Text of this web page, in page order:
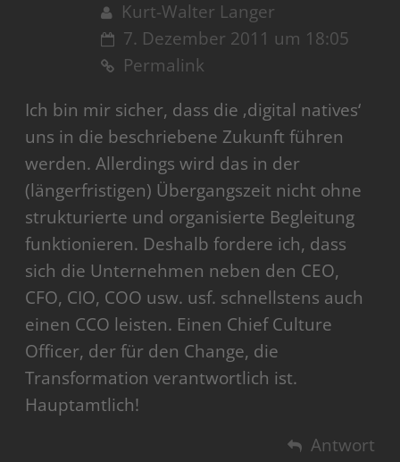
Kurt-Walter Langer
7. Dezember 2011 um 18:05
Permalink
Ich bin mir sicher, dass die ‚digital natives‘
uns in die beschriebene Zukunft führen
werden. Allerdings wird das in der
(längerfristigen) Übergangszeit nicht ohne
strukturierte und organisierte Begleitung
funktionieren. Deshalb fordere ich, dass
sich die Unternehmen neben den CEO,
CFO, CIO, COO usw. usf. schnellstens auch
einen CCO leisten. Einen Chief Culture
Officer, der für den Change, die
Transformation verantwortlich ist.
Hauptamtlich!
Antwort